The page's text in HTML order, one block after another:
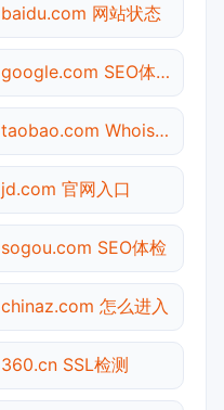
baidu.com 网站状态
google.com SEO体检
taobao.com Whois查询
jd.com 官网入口
sogou.com SEO体检
chinaz.com 怎么进入
360.cn SSL检测